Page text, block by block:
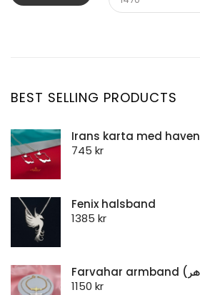
BEST SELLING PRODUCTS
Irans karta med haven
745 kr
Fenix halsband
1385 kr
1150 kr